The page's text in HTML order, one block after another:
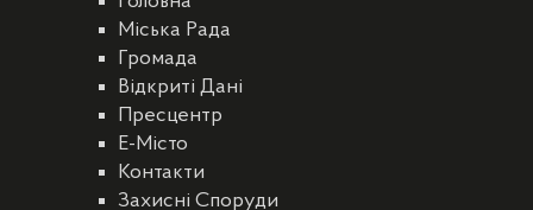
Міська Рада
Громада
Відкриті Дані
Пресцентр
E-Місто
Контакти
Захисні Споруди